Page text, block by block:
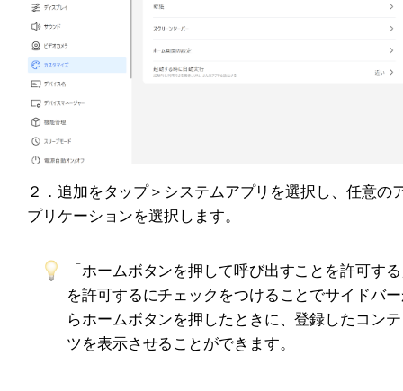
２．追加をタップ＞システムアプリを選択し、任意の
プリケーションを選択します。
「ホームボタンを押して呼び出すことを許可す
を許可するにチェックをつけることでサイドバ
らホームボタンを押したときに、登録したコン
ツを表示させることができます。